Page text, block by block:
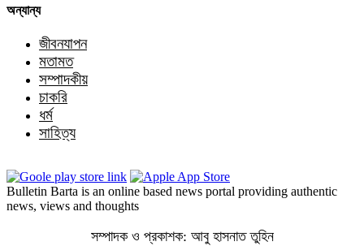
অন্যান্য
জীবনযাপন
মতামত
সম্পাদকীয়
চাকরি
ধর্ম
সাহিত্য
Bulletin Barta is an online based news portal providing authentic
news, views and thoughts
সম্পাদক ও প্রকাশক: আবু হাসনাত তুহিন